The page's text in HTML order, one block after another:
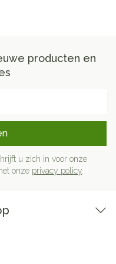
producten en
u zich in voor onze
onze privacy policy